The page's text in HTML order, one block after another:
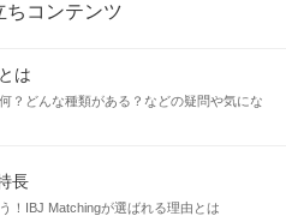
ちコンテンツ
は
？どんな種類がある？などの疑問や気にな
長
！IBJ Matchingが選ばれる理由とは